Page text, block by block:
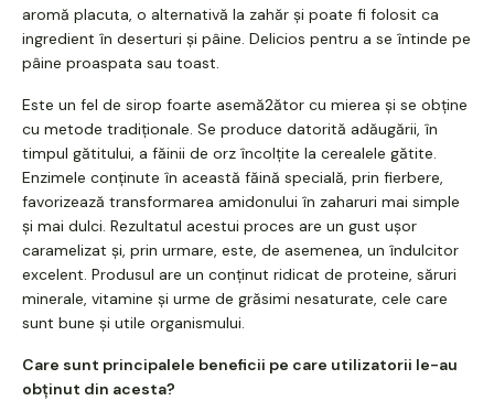
aromă placuta, o alternativă la zahăr și poate fi folosit ca
ingredient în deserturi și pâine. Delicios pentru a se întinde pe
pâine proaspata sau toast.
Este un fel de sirop foarte asemă2ător cu mierea și se obține
cu metode tradiționale. Se produce datorită adăugării, în
timpul gătitului, a făinii de orz încolțite la cerealele gătite.
Enzimele conținute în această făină specială, prin fierbere,
favorizează transformarea amidonului în zaharuri mai simple
și mai dulci. Rezultatul acestui proces are un gust ușor
caramelizat și, prin urmare, este, de asemenea, un îndulcitor
excelent. Produsul are un conținut ridicat de proteine, săruri
minerale, vitamine și urme de grăsimi nesaturate, cele care
sunt bune și utile organismului.
Care sunt principalele beneficii pe care utilizatorii le-au
obținut din acesta?